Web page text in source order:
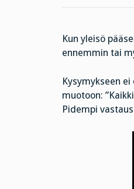
Kun yleisö
ennemmin tai
Kysymykseen
muotoon:
Pidempi